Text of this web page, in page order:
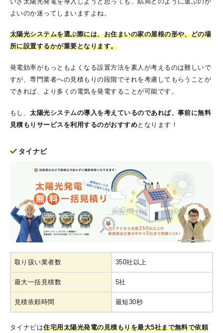
よいのか迷ってしまいますよね。
太陽光システムを選ぶ際には、お住まいの家の屋根の形や、どの場
所に設置するかが重要となります。
発電効率がもっともよくなる設置方法を素人が考えるのは難しいで
すが、専門業者への見積もりの段階でそれを考慮してもらうことが
できれば、より多くの電気を発電することが可能です。
もし、太陽光システムの導入を考えているのであれば、事前に無料
見積もりサービスを利用するのがおすすめとなります！
タイナビ
取り扱い業者数 350社以上
最大一括見積数 5社
見積依頼時間 最短30秒
タイナビは住宅用太陽光発電の見積もりを最大5社まで無料で依頼